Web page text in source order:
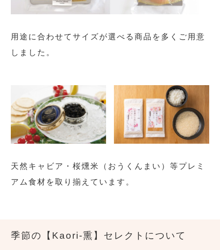
用途に合わせてサイズが選べる商品を多くご用意
しました。
天然キャビア・桜燻米（おうくんまい）等プレミ
アム食材を取り揃えています。
季節の【Kaori-熏】セレクトについて